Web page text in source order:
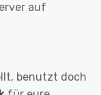
auf
benutzt doch